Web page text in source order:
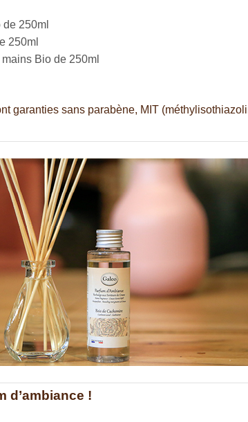
250ml
250ml
Bio de 250ml
garanties sans parabène, MIT
d’ambiance !